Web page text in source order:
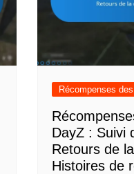
Récompenses
DayZ : Suivi
Retours de
Histoires de